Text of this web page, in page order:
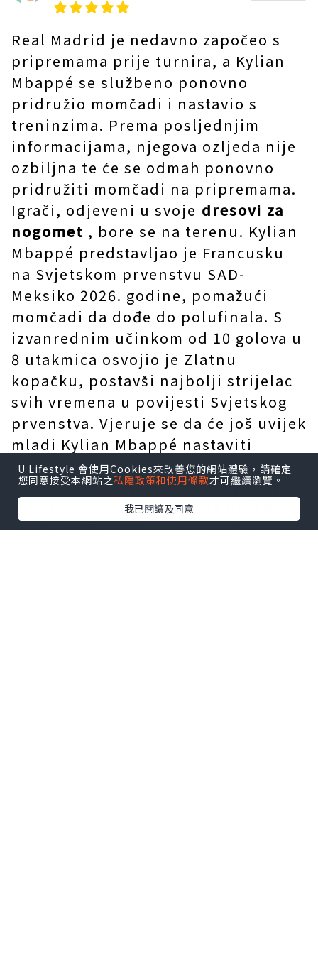
Real Madrid je nedavno započeo s
pripremama prije turnira, a Kylian
Mbappé se službeno ponovno
pridružio momčadi i nastavio s
treninzima. Prema posljednjim
informacijama, njegova ozljeda nije
ozbiljna te će se odmah ponovno
pridružiti momčadi na pripremama.
Igrači, odjeveni u svoje dresovi za
nogomet , bore se na terenu. Kylian
Mbappé predstavljao je Francusku
na Svjetskom prvenstvu SAD-
Meksiko 2026. godine, pomažući
momčadi da dođe do polufinala. S
izvanrednim učinkom od 10 golova u
8 utakmica osvojio je Zlatnu
kopačku, postavši najbolji strijelac
svih vremena u povijesti Svjetskog
prvenstva. Vjeruje se da će još uvijek
mladi Kylian Mbappé nastaviti
postavljati nove rekorde Svjetskog
prvenstva po broju golova. Nakon
što Francuska nije uspjela doći do
finala, Kylian Mbappé je ipak izrazio
U Lifestyle 會使用Cookies來改善您的網站體驗，請確定
您同意接受本網站之私隱政策和使用條款才可繼續瀏覽。
我已閱讀及同意